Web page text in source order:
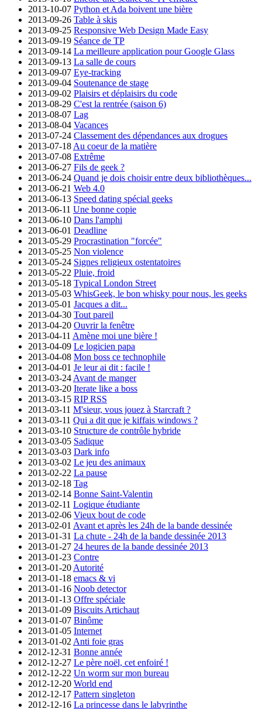
2013-10-07 Python et Ada boivent une bière
2013-09-26 Table à skis
2013-09-25 Responsive Web Design Made Easy
2013-09-19 Séance de TP
2013-09-14 La meilleure application pour Google Glass
2013-09-13 La salle de cours
2013-09-07 Eye-tracking
2013-09-04 Soutenance de stage
2013-09-02 Plaisirs et déplaisirs du code
2013-08-29 C'est la rentrée (saison 6)
2013-08-07 Lag
2013-08-04 Vacances
2013-07-24 Classement des dépendances aux drogues
2013-07-18 Au coeur de la matière
2013-07-08 Extrême
2013-06-27 Fils de geek ?
2013-06-24 Quand je dois choisir entre deux bibliothèques...
2013-06-21 Web 4.0
2013-06-13 Speed dating spécial geeks
2013-06-11 Une bonne copie
2013-06-10 Dans l'amphi
2013-06-01 Deadline
2013-05-29 Procrastination "forcée"
2013-05-25 Non violence
2013-05-24 Signes religieux ostentatoires
2013-05-22 Pluie, froid
2013-05-18 Typical London Street
2013-05-03 WhisGeek, le bon whisky pour nous, les geeks
2013-05-01 Jacques a dit...
2013-04-30 Tout pareil
2013-04-20 Ouvrir la fenêtre
2013-04-11 Amène moi une bière !
2013-04-09 Le logicien papa
2013-04-08 Mon boss ce technophile
2013-04-01 Je leur ai dit : facile !
2013-03-24 Avant de manger
2013-03-20 Iterate like a boss
2013-03-15 RIP RSS
2013-03-11 M'sieur, vous jouez à Starcraft ?
2013-03-11 Qui a dit que je kiffais windows ?
2013-03-10 Structure de contrôle hybride
2013-03-05 Sadique
2013-03-03 Dark info
2013-03-02 Le jeu des animaux
2013-02-22 La pause
2013-02-18 Tag
2013-02-14 Bonne Saint-Valentin
2013-02-11 Logique étudiante
2013-02-06 Vieux bout de code
2013-02-01 Avant et après les 24h de la bande dessinée
2013-01-31 La chute - 24h de la bande dessinée 2013
2013-01-27 24 heures de la bande dessinée 2013
2013-01-23 Contre
2013-01-20 Autorité
2013-01-18 emacs & vi
2013-01-16 Noob detector
2013-01-13 Offre spéciale
2013-01-09 Biscuits Artichaut
2013-01-07 Binôme
2013-01-05 Internet
2013-01-02 Anti foie gras
2012-12-31 Bonne année
2012-12-27 Le père noël, cet enfoiré !
2012-12-22 Un worm sur mon bureau
2012-12-20 World end
2012-12-17 Pattern singleton
2012-12-16 La princesse dans le labyrinthe